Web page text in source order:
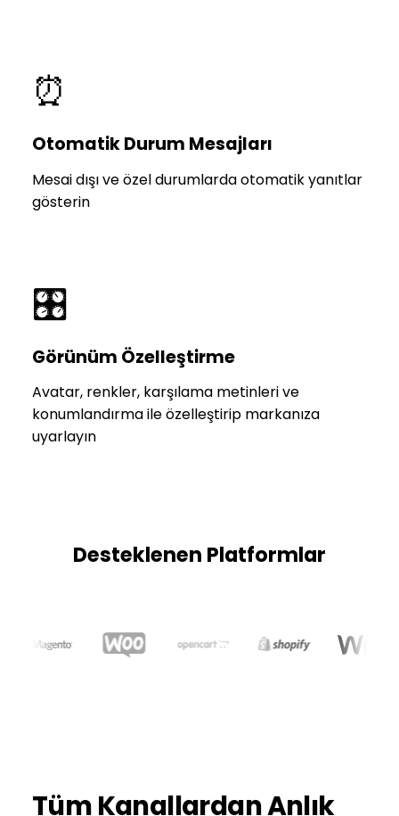
⏰
Otomatik Durum Mesajları
Mesai dışı ve özel durumlarda otomatik yanıtlar
gösterin
🎛️
Görünüm Özelleştirme
Avatar, renkler, karşılama metinleri ve
konumlandırma ile özelleştirip markanıza
uyarlayın
Desteklenen Platformlar
Tüm Kanallardan Anlık